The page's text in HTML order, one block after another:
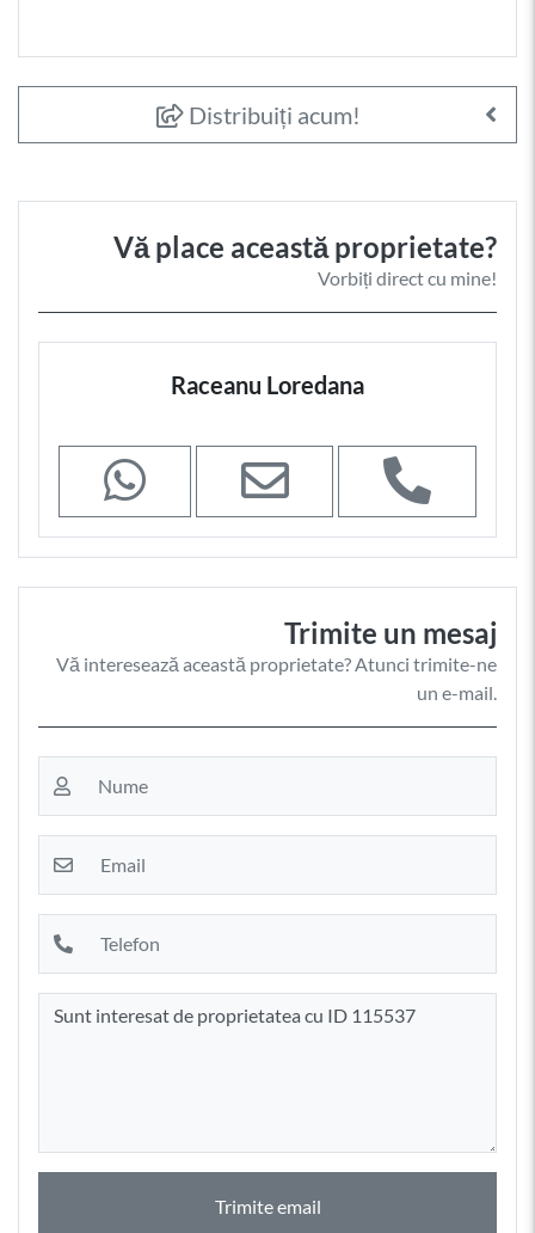
Distribuiți acum!
Vă place această proprietate?
Vorbiți direct cu mine!
Raceanu Loredana
Trimite un mesaj
Vă interesează această proprietate? Atunci trimite-ne
un e-mail.
Trimite email